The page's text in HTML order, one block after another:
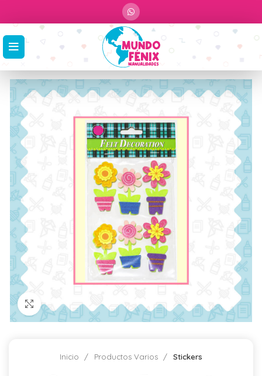
Click para agrandar
Inicio Productos Varios Stickers